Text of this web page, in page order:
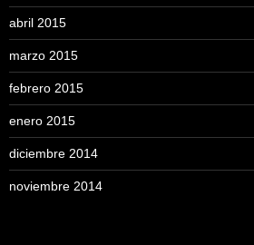
abril 2015
marzo 2015
febrero 2015
enero 2015
diciembre 2014
noviembre 2014